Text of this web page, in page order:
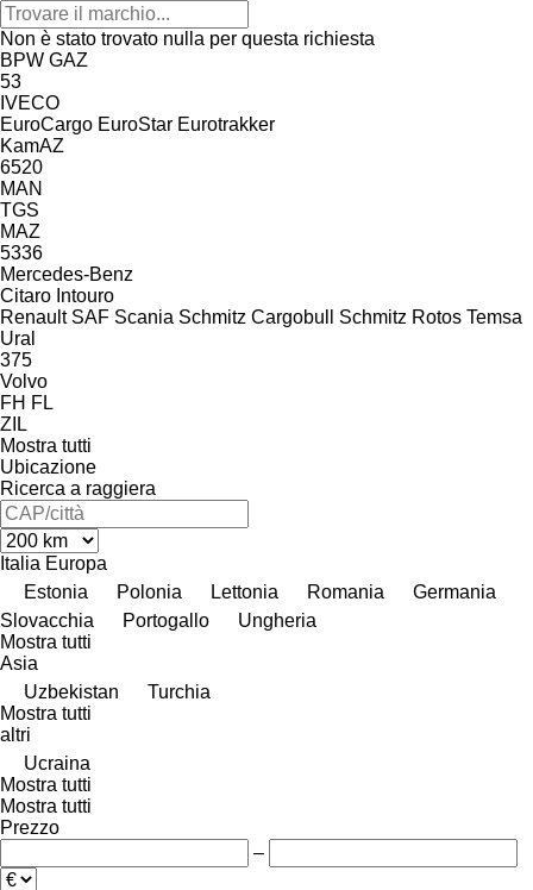
Non è stato trovato nulla per questa richiesta
BPW GAZ
53
IVECO
EuroCargo EuroStar Eurotrakker
KamAZ
6520
MAN
TGS
MAZ
5336
Mercedes-Benz
Citaro Intouro
Renault SAF Scania Schmitz Cargobull Schmitz Rotos Temsa
Ural
375
Volvo
FH FL
ZIL
Mostra tutti
Ubicazione
Ricerca a raggiera
Italia Europa
Estonia
Polonia Lettonia Romania
Germania
Slovacchia
Portogallo
Ungheria
Mostra tutti
Asia
Uzbekistan
Turchia
Mostra tutti
altri
Ucraina
Mostra tutti
Mostra tutti
Prezzo
–